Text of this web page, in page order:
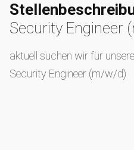
Security Engineer
aktuell suchen wir für
Security Engineer (m/w/d)